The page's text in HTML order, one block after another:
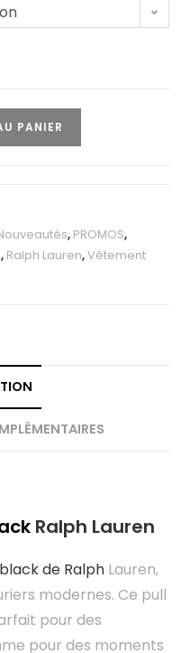
PANIER
, PROMOS,
, Ralph Lauren,Vêtement
Ralph Lauren
de Ralph Lauren,
modernes. Ce pull
pour des
pour des moments